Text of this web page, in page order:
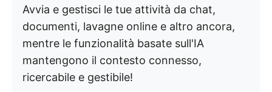
Avvia e gestisci le tue attività da chat,
documenti, lavagne online e altro ancora,
mentre le funzionalità basate sull'IA
mantengono il contesto connesso,
ricercabile e gestibile!